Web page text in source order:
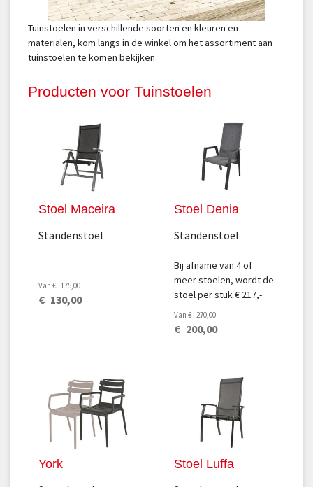
Tuinstoelen in verschillende soorten en kleuren en
materialen, kom langs in de winkel om het assortiment aan
tuinstoelen te komen bekijken.
Producten voor Tuinstoelen
Stoel Maceira
Standenstoel
Van € 175,00
€ 130,00
Stoel Denia
Standenstoel
Bij afname van 4 of
meer stoelen, wordt de
stoel per stuk € 217,-
Van € 270,00
€ 200,00
York
Stoel Luffa